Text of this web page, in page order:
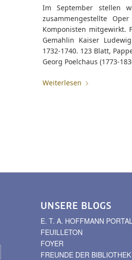
Im September stellen
zusammengestellte
Komponisten mitgewirkt.
Gemahlin Kaiser
1732-1740. 123 Blatt,
Georg Poelchaus (1773-
Weiterlesen
UNSERE BLOGS
E. T. A. HOFFMANN PORTAL
FEUILLETON
FOYER
FREUNDE DER BIBLIOTHEK